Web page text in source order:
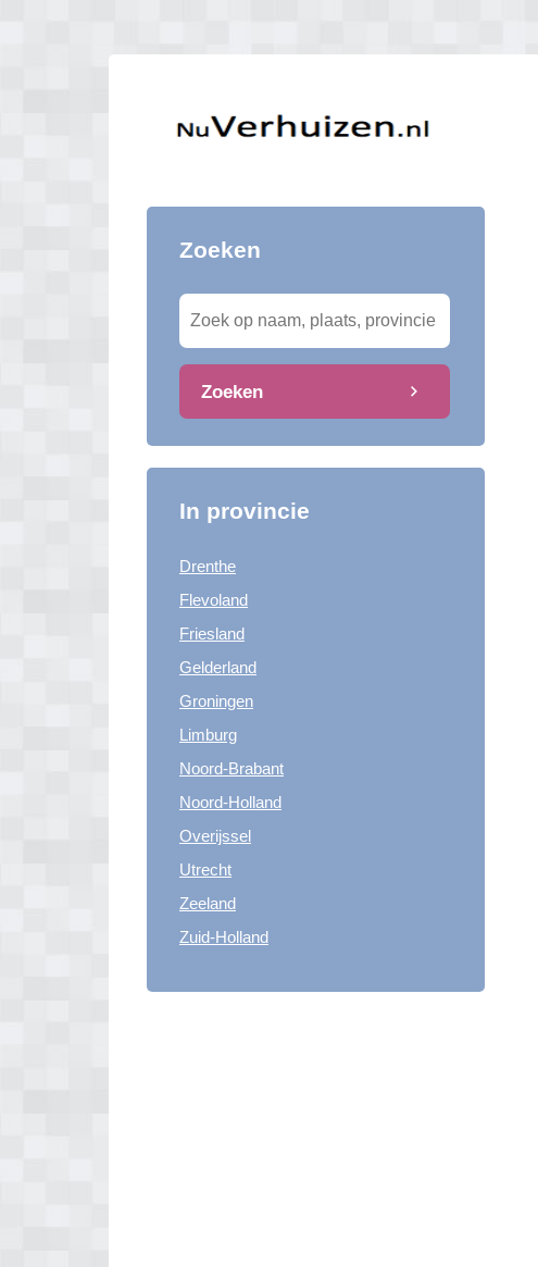
Zoeken
Zoeken
In provincie
Drenthe
Flevoland
Friesland
Gelderland
Groningen
Limburg
Noord-Brabant
Noord-Holland
Overijssel
Utrecht
Zeeland
Zuid-Holland